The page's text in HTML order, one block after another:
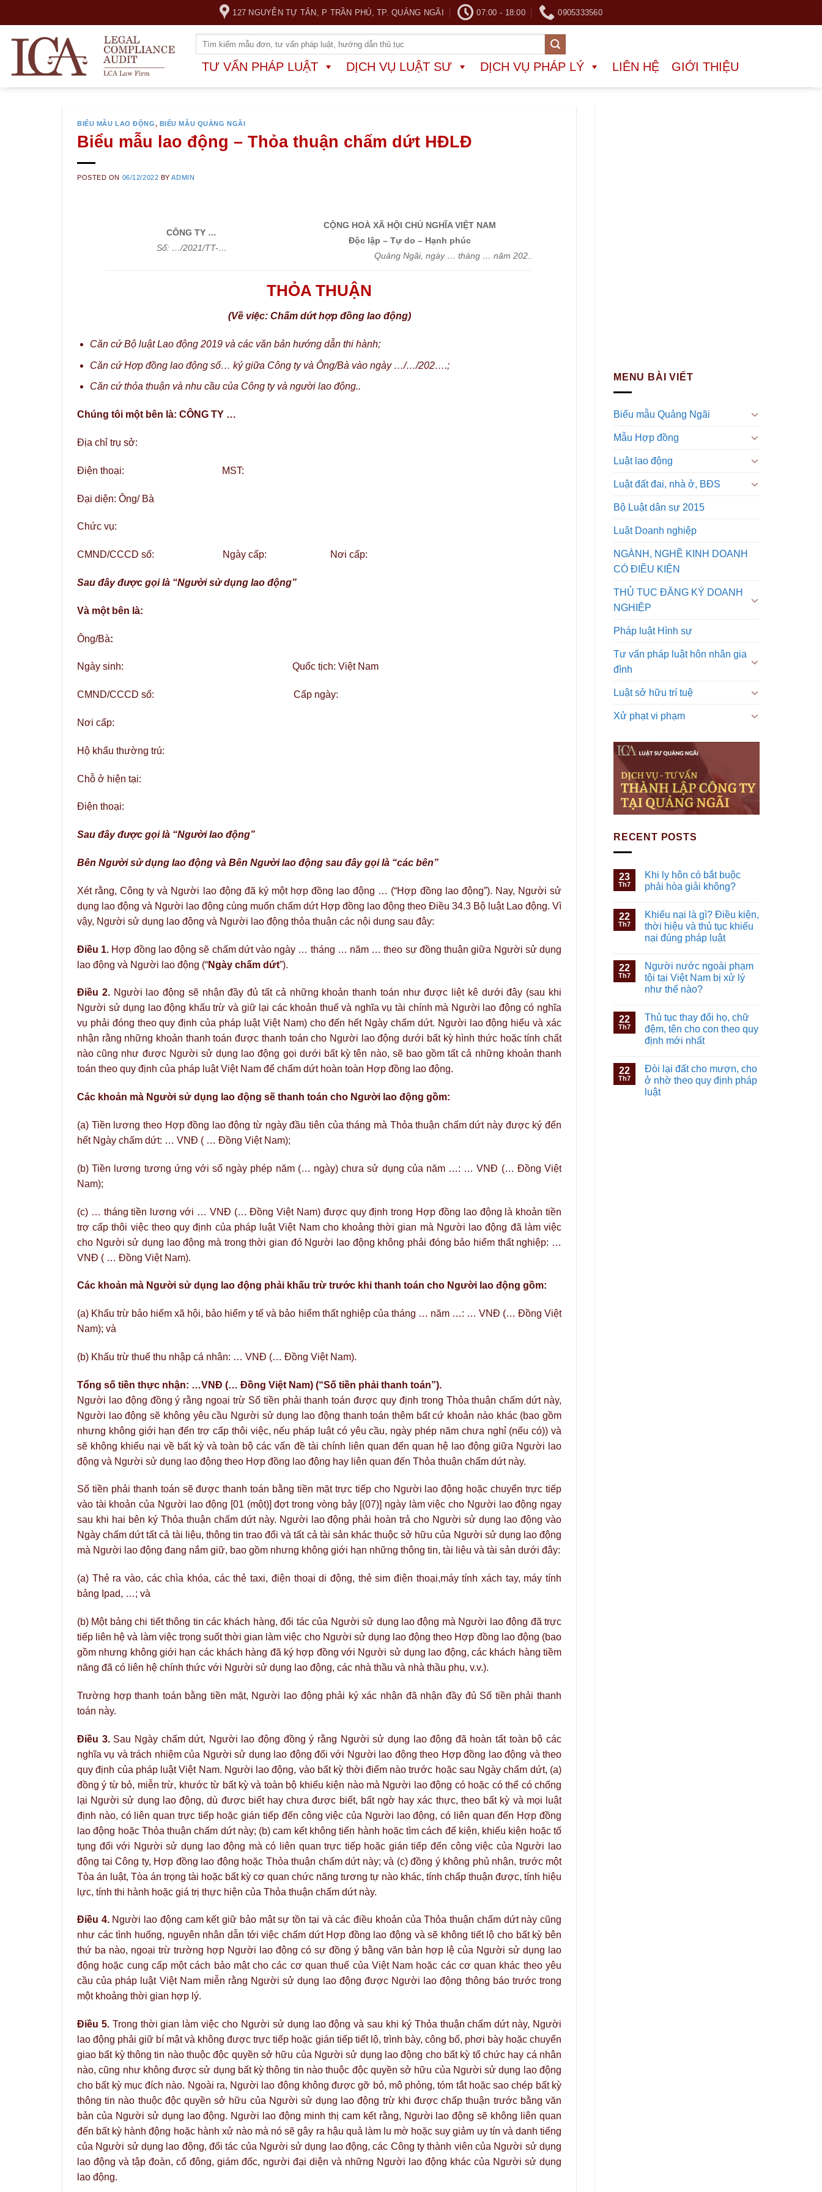
content
127 NGUYỄN TỰ TÂN, P TRẦN PHÚ, TP. QUẢNG NGÃI 07:00 - 18:00 0905333560
TƯ VẤN PHÁP LUẬT DỊCH VỤ LUẬT SƯ DỊCH VỤ PHÁP LÝ LIÊN HỆ GIỚI THIỆU
BIỂU MẪU LAO ĐỘNG, BIỂU MẪU QUẢNG NGÃI
Biểu mẫu lao động – Thỏa thuận chấm dứt HĐLĐ
POSTED ON 06/12/2022 BYADMIN
CÔNG TY …
Số: …/2021/TT-…
CỘNG HOÀ XÃ HỘI CHỦ NGHĨA VIỆT NAM
Độc lập – Tự do – Hạnh phúc
Quảng Ngãi, ngày … tháng … năm 202..
THỎA THUẬN
(Về việc: Chấm dứt hợp đồng lao động)
Căn cứ Bộ luật Lao động 2019 và các văn bản hướng dẫn thi hành;
Căn cứ Hợp đồng lao động số… ký giữa Công ty và Ông/Bà vào ngày …/…/202….;
Căn cứ thỏa thuận và nhu cầu của Công ty và người lao động..
Chúng tôi một bên là: CÔNG TY …
Địa chỉ trụ sở:
Điện thoại: MST:
Đại diện: Ông/ Bà
Chức vụ:
CMND/CCCD số: Ngày cấp: Nơi cấp:
Sau đây được gọi là “Người sử dụng lao động”
Và một bên là:
Ông/Bà:
Ngày sinh: Quốc tịch: Việt Nam
CMND/CCCD số: Cấp ngày:
Nơi cấp:
Hộ khẩu thường trú:
Chỗ ở hiện tại:
Điện thoại:
Sau đây được gọi là “Người lao động”
Bên Người sử dụng lao động và Bên Người lao động sau đây gọi là “các bên”
Xét rằng, Công ty và Người lao động đã ký một hợp đồng lao động … (“Hợp đồng lao động”). Nay, Người sử
dụng lao động và Người lao động cùng muốn chấm dứt Hợp đồng lao động theo Điều 34.3 Bộ luật Lao động. Vì
vậy, Người sử dụng lao động và Người lao động thỏa thuận các nội dung sau đây:
Điều 1. Hợp đồng lao động sẽ chấm dứt vào ngày … tháng … năm … theo sự đồng thuận giữa Người sử dụng
lao động và Người lao động (“Ngày chấm dứt”).
Điều 2.Người lao động sẽ nhận đầy đủ tất cả những khoản thanh toán như được liệt kê dưới đây (sau khi
Người sử dụng lao động khấu trừ và giữ lại các khoản thuế và nghĩa vụ tài chính mà Người lao động có nghĩa
vụ phải đóng theo quy định của pháp luật Việt Nam) cho đến hết Ngày chấm dứt. Người lao động hiểu và xác
nhận rằng những khoản thanh toán được thanh toán cho Người lao động dưới bất kỳ hình thức hoặc tính chất
nào cũng như được Người sử dụng lao động gọi dưới bất kỳ tên nào, sẽ bao gồm tất cả những khoản thanh
toán theo quy định của pháp luật Việt Nam để chấm dứt hoàn toàn Hợp đồng lao động.
Các khoản mà Người sử dụng lao động sẽ thanh toán cho Người lao động gồm:
(a) Tiền lương theo Hợp đồng lao động từ ngày đầu tiên của tháng mà Thỏa thuận chấm dứt này được ký đến
hết Ngày chấm dứt: … VNĐ ( … Đồng Việt Nam);
(b) Tiền lương tương ứng với số ngày phép năm (… ngày) chưa sử dụng của năm …: … VNĐ (… Đồng Việt
Nam);
(c) … tháng tiền lương với … VNĐ (… Đồng Việt Nam) được quy định trong Hợp đồng lao động là khoản tiền
trợ cấp thôi việc theo quy định của pháp luật Việt Nam cho khoảng thời gian mà Người lao động đã làm việc
cho Người sử dụng lao động mà trong thời gian đó Người lao động không phải đóng bảo hiểm thất nghiệp: …
VNĐ ( … Đồng Việt Nam).
Các khoản mà Người sử dụng lao động phải khấu trừ trước khi thanh toán cho Người lao động gồm:
(a) Khấu trừ bảo hiểm xã hội, bảo hiểm y tế và bảo hiểm thất nghiệp của tháng … năm …: … VNĐ (… Đồng Việt
Nam); và
(b) Khấu trừ thuế thu nhập cá nhân: … VNĐ (… Đồng Việt Nam).
Tổng số tiền thực nhận: …VNĐ (… Đồng Việt Nam) (“Số tiền phải thanh toán”).
Người lao động đồng ý rằng ngoại trừ Số tiền phải thanh toán được quy định trong Thỏa thuận chấm dứt này,
Người lao động sẽ không yêu cầu Người sử dụng lao động thanh toán thêm bất cứ khoản nào khác (bao gồm
nhưng không giới hạn đến trợ cấp thôi việc, nếu pháp luật có yêu cầu, ngày phép năm chưa nghỉ (nếu có)) và
sẽ không khiếu nại về bất kỳ và toàn bộ các vấn đề tài chính liên quan đến quan hệ lao động giữa Người lao
động và Người sử dụng lao động theo Hợp đồng lao động hay liên quan đến Thỏa thuận chấm dứt này.
Số tiền phải thanh toán sẽ được thanh toán bằng tiền mặt trực tiếp cho Người lao động hoặc chuyển trực tiếp
vào tài khoản của Người lao động [01 (một)] đợt trong vòng bảy [(07)] ngày làm việc cho Người lao động ngay
sau khi hai bên ký Thỏa thuận chấm dứt này. Người lao động phải hoàn trả cho Người sử dụng lao động vào
Ngày chấm dứt tất cả tài liệu, thông tin trao đổi và tất cả tài sản khác thuộc sở hữu của Người sử dụng lao động
mà Người lao động đang nắm giữ, bao gồm nhưng không giới hạn những thông tin, tài liệu và tài sản dưới đây:
(a) Thẻ ra vào, các chìa khóa, các thẻ taxi, điện thoại di động, thẻ sim điện thoại,máy tính xách tay, máy tính
bảng Ipad, …; và
(b) Một bảng chi tiết thông tin các khách hàng, đối tác của Người sử dụng lao động mà Người lao động đã trực
tiếp liên hệ và làm việc trong suốt thời gian làm việc cho Người sử dụng lao động theo Hợp đồng lao động (bao
gồm nhưng không giới hạn các khách hàng đã ký hợp đồng với Người sử dụng lao động, các khách hàng tiềm
năng đã có liên hệ chính thức với Người sử dụng lao động, các nhà thầu và nhà thầu phụ, v.v.).
Trường hợp thanh toán bằng tiền mặt, Người lao động phải ký xác nhận đã nhận đầy đủ Số tiền phải thanh
toán này.
Điều 3.Sau Ngày chấm dứt, Người lao động đồng ý rằng Người sử dụng lao động đã hoàn tất toàn bộ các
nghĩa vụ và trách nhiệm của Người sử dụng lao động đối với Người lao động theo Hợp đồng lao động và theo
quy định của pháp luật Việt Nam. Người lao động, vào bất kỳ thời điểm nào trước hoặc sau Ngày chấm dứt, (a)
đồng ý từ bỏ, miễn trừ, khước từ bất kỳ và toàn bộ khiếu kiện nào mà Người lao động có hoặc có thể có chống
lại Người sử dụng lao động, dù được biết hay chưa được biết, bất ngờ hay xác thực, theo bất kỳ và mọi luật
định nào, có liên quan trực tiếp hoặc gián tiếp đến công việc của Người lao động, có liên quan đến Hợp đồng
lao động hoặc Thỏa thuận chấm dứt này; (b) cam kết không tiến hành hoặc tìm cách để kiện, khiếu kiện hoặc tố
tụng đối với Người sử dụng lao động mà có liên quan trực tiếp hoặc gián tiếp đến công việc của Người lao
động tại Công ty, Hợp đồng lao động hoặc Thỏa thuận chấm dứt này; và (c) đồng ý không phủ nhận, trước một
Tòa án luật, Tòa án trọng tài hoặc bất kỳ cơ quan chức năng tương tự nào khác, tính chấp thuận được, tính hiệu
lực, tính thi hành hoặc giá trị thực hiện của Thỏa thuận chấm dứt này.
Điều 4.Người lao động cam kết giữ bảo mật sự tồn tại và các điều khoản của Thỏa thuận chấm dứt này cũng
như các tình huống, nguyên nhân dẫn tới việc chấm dứt Hợp đồng lao động và sẽ không tiết lộ cho bất kỳ bên
thứ ba nào, ngoại trừ trường hợp Người lao động có sự đồng ý bằng văn bản hợp lệ của Người sử dụng lao
động hoặc cung cấp một cách bảo mật cho các cơ quan thuế của Việt Nam hoặc các cơ quan khác theo yêu
cầu của pháp luật Việt Nam miễn rằng Người sử dụng lao động được Người lao động thông báo trước trong
một khoảng thời gian hợp lý.
Điều 5. Trong thời gian làm việc cho Người sử dụng lao động và sau khi ký Thỏa thuận chấm dứt này, Người
lao động phải giữ bí mật và không được trực tiếp hoặc gián tiếp tiết lộ, trình bày, công bố, phơi bày hoặc chuyển
giao bất kỳ thông tin nào thuộc độc quyền sở hữu của Người sử dụng lao động cho bất kỳ tổ chức hay cá nhân
nào, cũng như không được sử dụng bất kỳ thông tin nào thuộc độc quyền sở hữu của Người sử dụng lao động
cho bất kỳ mục đích nào. Ngoài ra, Người lao động không được gỡ bỏ, mô phỏng, tóm tắt hoặc sao chép bất kỳ
thông tin nào thuộc độc quyền sở hữu của Người sử dụng lao động trừ khi được chấp thuận trước bằng văn
bản của Người sử dụng lao động. Người lao động minh thị cam kết rằng, Người lao động sẽ không liên quan
đến bất kỳ hành động hoặc hành xử nào mà nó sẽ gây ra hậu quả làm lu mờ hoặc suy giảm uy tín và danh tiếng
của Người sử dụng lao động, đối tác của Người sử dụng lao động, các Công ty thành viên của Người sử dụng
lao động và tập đoàn, cổ đông, giám đốc, người đại diện và những Người lao động khác của Người sử dụng
lao động.
MENU BÀI VIẾT
Biểu mẫu Quảng Ngãi
Mẫu Hợp đồng
Luật lao động
Luật đất đai, nhà ở, BĐS
Bộ Luật dân sự 2015
Luật Doanh nghiệp
NGÀNH, NGHỀ KINH DOANH
CÓ ĐIỀU KIỆN
THỦ TỤC ĐĂNG KÝ DOANH
NGHIỆP
Pháp luật Hình sự
Tư vấn pháp luật hôn nhân gia
đình
Luật sở hữu trí tuệ
Xử phạt vi phạm
RECENT POSTS
23
Th7
Khi ly hôn có bắt buộc
phải hòa giải không?
22
Th7
Khiếu nại là gì? Điều kiện,
thời hiệu và thủ tục khiếu
nại đúng pháp luật
22
Th7
Người nước ngoài phạm
tội tại Việt Nam bị xử lý
như thế nào?
22
Th7
Thủ tục thay đổi họ, chữ
đệm, tên cho con theo quy
định mới nhất
22
Th7
Đòi lại đất cho mượn, cho
ở nhờ theo quy định pháp
luật